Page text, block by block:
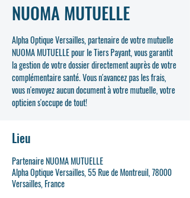
NUOMA MUTUELLE
Alpha Optique Versailles, partenaire de votre mutuelle
NUOMA MUTUELLE pour le Tiers Payant, vous garantit
la gestion de votre dossier directement auprès de votre
complémentaire santé. Vous n'avancez pas les frais,
vous n'envoyez aucun document à votre mutuelle, votre
opticien s'occupe de tout!
Lieu
Partenaire NUOMA MUTUELLE
Alpha Optique Versailles, 55 Rue de Montreuil, 78000
Versailles, France